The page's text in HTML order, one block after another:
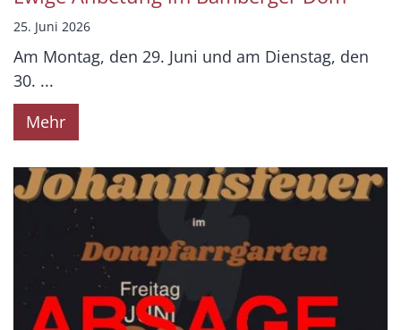
25. Juni 2026
Am Montag, den 29. Juni und am Dienstag, den
30. ...
Mehr